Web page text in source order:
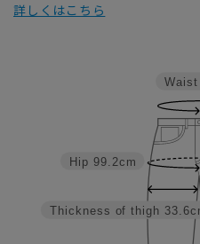
詳しくはこちら
Thickness of thigh
Hip 99.2cm
Waist